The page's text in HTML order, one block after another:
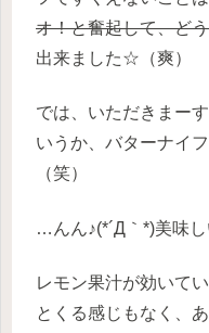
オ！と奮起して、ど
出来ました☆（爽）
では、いただきまー
いうか、バターナイ
（笑）
…んん♪(*´Д｀*)美味し
レモン果汁が効いて
とくる感じもなく、